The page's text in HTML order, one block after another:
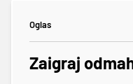
Oglas
Zaigraj